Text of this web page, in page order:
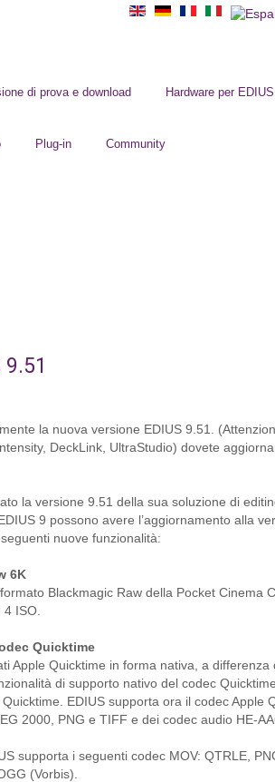
di prova e download Hardware per EDIUS
Plug-in Community
la nuova versione EDIUS 9.51. (
DeckLink, UltraStudio) dovete
la versione 9.51 della sua soluzione di
9 possono avere l’aggiornamento alla
nuove funzionalità:
6K
Blackmagic Raw della Pocket Cinema
4 ISO.
Quicktime
Apple Quicktime in forma nativa, a
di supporto nativo del codec
Quicktime. EDIUS supporta ora il codec Apple
2000, PNG e TIFF e dei codec audio HE-
supporta i seguenti codec MOV: QTRLE,
(Vorbis).